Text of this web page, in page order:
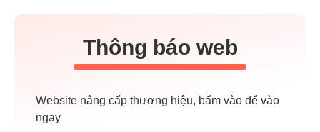
Thông báo web
Website nâng cấp thương hiệu, bấm vào để vào
ngay